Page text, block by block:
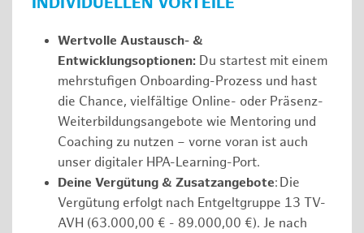
Wertvolle Austausch- &
Entwicklungsoptionen: Du startest mit einem
mehrstufigen Onboarding-Prozess und hast
die Chance, vielfältige Online- oder Präsenz-
Weiterbildungsangebote wie Mentoring und
Coaching zu nutzen – vorne voran ist auch
unser digitaler HPA-Learning-Port.
Deine Vergütung & Zusatzangebote: Die
Vergütung erfolgt nach Entgeltgruppe 13 TV-
AVH (63.000,00 € - 89.000,00 €). Je nach